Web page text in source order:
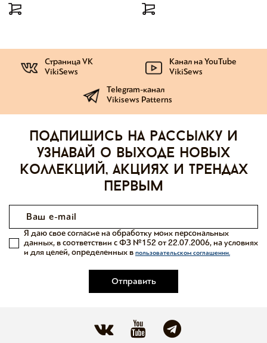
Страница VK
VikiSews
Канал на YouTube
VikiSews
Telegram-канал
Vikisews Patterns
Подпишись на рассылку и
узнавай о выходе новых
коллекций, акциях и трендах
первым
Отправить
Я даю свое согласие на обработку моих персональных
данных, в соответствии с ФЗ №152 от 22.07.2006, на условиях
и для целей, определенных в пользовательском соглашении.